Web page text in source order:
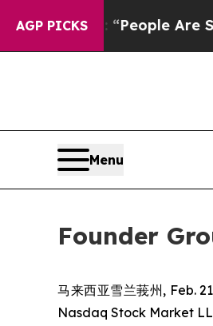
AGP PICKS
Win: “People Are Sick
Menu
Founder
马来西亚雪兰莪州, Feb.
Nasdaq Stock Market